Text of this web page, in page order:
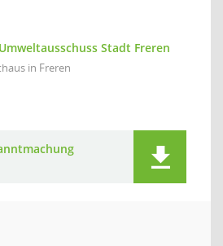
Stadt Freren
in Freren